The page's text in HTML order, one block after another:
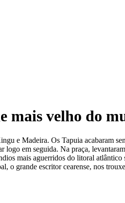
mais velho do
e Madeira. Os Tapuia acabaram
em seguida. Na praça,
mais aguerridos do litoral
grande escritor cearense, nos